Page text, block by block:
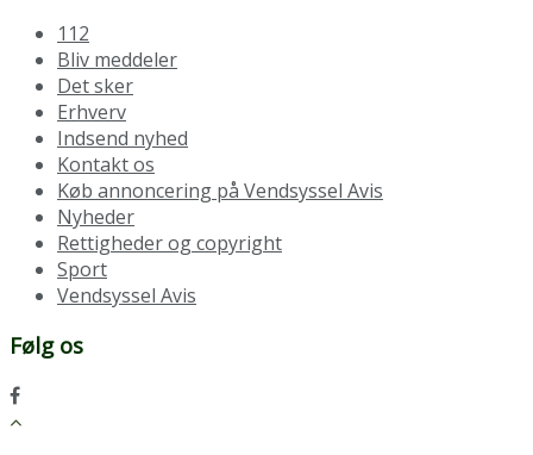
112
Bliv meddeler
Det sker
Erhverv
Indsend nyhed
Kontakt os
Køb annoncering på Vendsyssel Avis
Nyheder
Rettigheder og copyright
Sport
Vendsyssel Avis
Følg os